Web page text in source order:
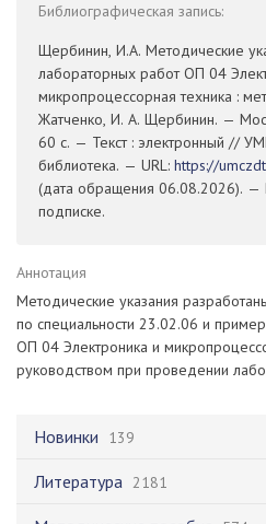
Новинки 139
Литература 2181
Библиографическая запись:
Щербинин, И.А. Методические
лабораторных работ ОП 04
микропроцессорная техника :
Жатченко, И. А. Щербинин. —
60 с. — Текст : электронный //
библиотека. — URL: https://
(дата обращения 06.08.2026). —
подписке.
Аннотация
Методические указания
по специальности 23.02.06 и
ОП 04 Электроника и
руководством при проведении